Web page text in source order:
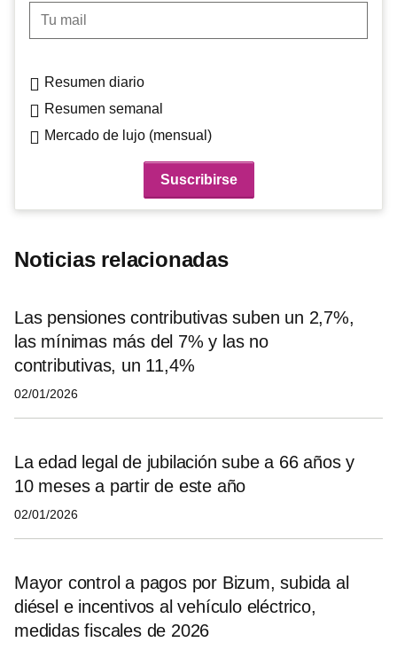
Tu mail
Resumen diario
Resumen semanal
Mercado de lujo (mensual)
Noticias relacionadas
Las pensiones contributivas suben un 2,7%,
las mínimas más del 7% y las no
contributivas, un 11,4%
02/01/2026
La edad legal de jubilación sube a 66 años y
10 meses a partir de este año
02/01/2026
Mayor control a pagos por Bizum, subida al
diésel e incentivos al vehículo eléctrico,
medidas fiscales de 2026